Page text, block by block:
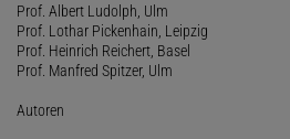
Prof. Albert Ludolph, Ulm
Prof. Lothar Pickenhain, Leipzig
Prof. Heinrich Reichert, Basel
Prof. Manfred Spitzer, Ulm
Autoren